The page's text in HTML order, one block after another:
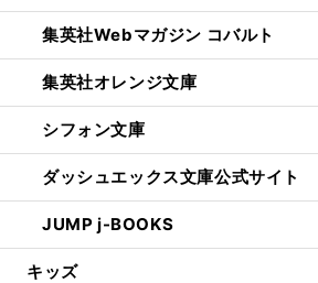
集英社Webマガジン コバルト
集英社オレンジ文庫
シフォン文庫
ダッシュエックス文庫公式サイト
JUMP j-BOOKS
キッズ